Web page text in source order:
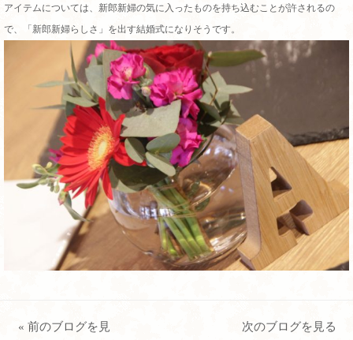
アイテムについては、新郎新婦の気に入ったものを持ち込むことが許されるの
で、「新郎新婦らしさ」を出す結婚式になりそうです。
« 前のブログを見
次のブログを見る